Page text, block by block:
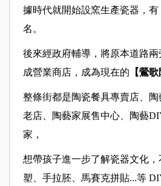
據時代就開始設窯生產瓷器，
名。
後來經政府輔導，將原本道路
成營業商店，成為現在的 【鶯
整條街都是陶瓷餐具專賣店、
老店、陶藝家展售中心、陶藝
家，
想帶孩子進一步了解瓷器文化
塑、手拉胚、馬賽克拼貼...等